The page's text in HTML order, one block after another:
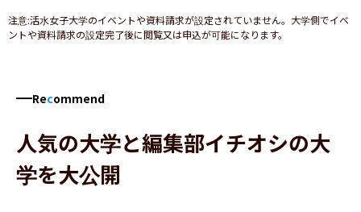
注意:活水女子大学のイベントや資料請求が設定されていません。大学側でイベ
ントや資料請求の設定完了後に閲覧又は申込が可能になります。
Recommend
人気の大学と編集部イチオシの大
学を大公開